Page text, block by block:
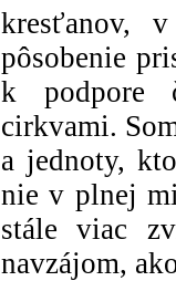
kresťanov,
pôsobenie
k podpore
cirkvami.
a jednoty,
nie v plnej
stále viac
navzájom,